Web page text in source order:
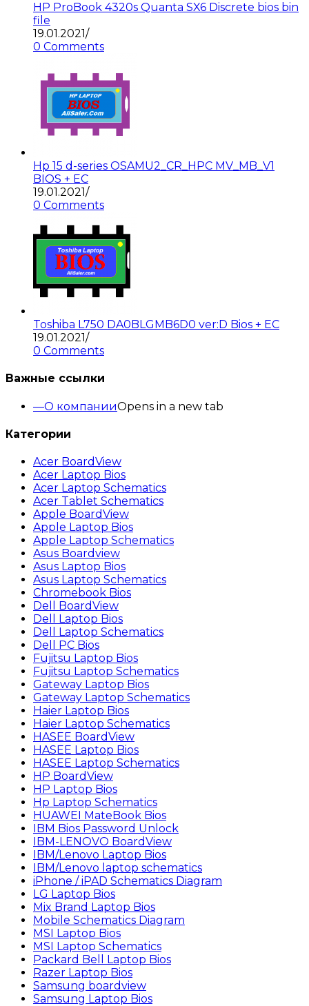
HP ProBook 4320s Quanta SX6 Discrete bios bin
file
19.01.2021/
0 Comments
Hp 15 d-series OSAMU2_CR_HPC MV_MB_V1
BIOS + EC
19.01.2021/
0 Comments
Toshiba L750 DA0BLGMB6D0 ver:D Bios + EC
19.01.2021/
0 Comments
Важные ссылки
О компанииOpens in a new tab
Категории
Acer BoardView
Acer Laptop Bios
Acer Laptop Schematics
Acer Tablet Schematics
Apple BoardView
Apple Laptop Bios
Apple Laptop Schematics
Asus Boardview
Asus Laptop Bios
Asus Laptop Schematics
Chromebook Bios
Dell BoardView
Dell Laptop Bios
Dell Laptop Schematics
Dell PC Bios
Fujitsu Laptop Bios
Fujitsu Laptop Schematics
Gateway Laptop Bios
Gateway Laptop Schematics
Haier Laptop Bios
Haier Laptop Schematics
HASEE BoardView
HASEE Laptop Bios
HASEE Laptop Schematics
HP BoardView
HP Laptop Bios
Hp Laptop Schematics
HUAWEI MateBook Bios
IBM Bios Password Unlock
IBM-LENOVO BoardView
IBM/Lenovo Laptop Bios
IBM/Lenovo laptop schematics
iPhone / iPAD Schematics Diagram
LG Laptop Bios
Mix Brand Laptop Bios
Mobile Schematics Diagram
MSI Laptop Bios
MSI Laptop Schematics
Packard Bell Laptop Bios
Razer Laptop Bios
Samsung boardview
Samsung Laptop Bios